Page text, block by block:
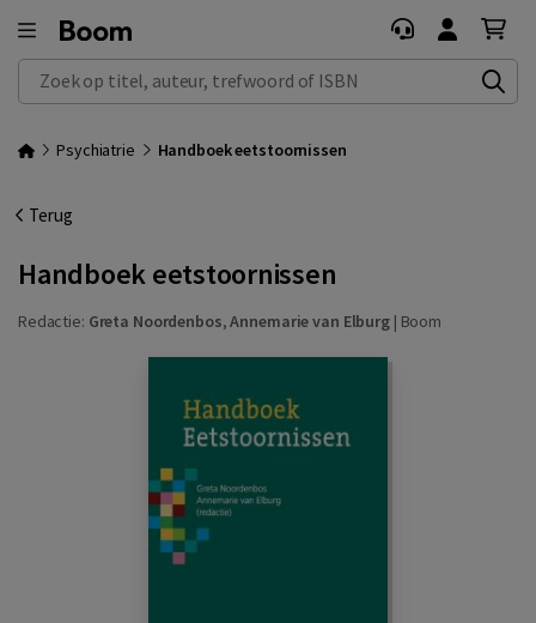
Zoek op titel, auteur, trefwoord of ISBN
Psychiatrie Handboek eetstoornissen
Terug
Handboek eetstoornissen
Redactie: Greta Noordenbos,Annemarie van Elburg| Boom